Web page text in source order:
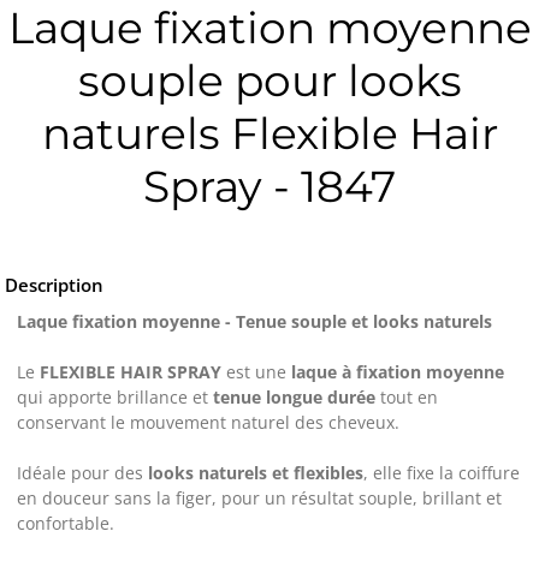
Laque fixation moyenne
souple pour looks
naturels Flexible Hair
Spray - 1847
Description
Laque fixation moyenne - Tenue souple et looks naturels
Le FLEXIBLE HAIR SPRAY est une laque à fixation moyenne
qui apporte brillance ettenue longue durée tout en
conservant le mouvement naturel des cheveux.
Idéale pour des looks naturels et flexibles, elle fixe la coiffure
en douceur sans la figer, pour un résultat souple, brillant et
confortable.